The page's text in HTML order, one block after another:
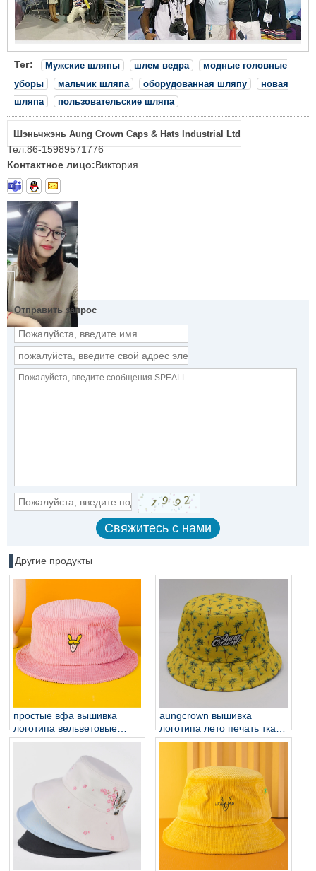
Тег: Мужские шляпы шлем ведра
модные головные
уборы
мальчик шляпа оборудованная шляпу
новая
шляпа
пользовательские шляпа
Шэньчжэнь Aung Crown Caps & Hats Industrial Ltd
Тел:86-15989571776
Контактное лицо:Виктория
Отправить запрос
Другие продукты
простые вфа вышивка
логотипа вельветовые
ткани ведра шляпы
aungcrown вышивка
логотипа лето печать ткани
ведра шляпы